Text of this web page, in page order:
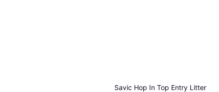
Savic Hop In Top Entry Litter